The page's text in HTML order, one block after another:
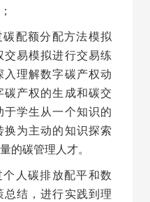
配额分配方法模拟
易模拟进行交易练
入理解数字碳产权动
产权的生成和碳交
学生从一个知识的
为主动的知识探索
的碳管理人才。
个人碳排放配平和数
结，进行实践到理